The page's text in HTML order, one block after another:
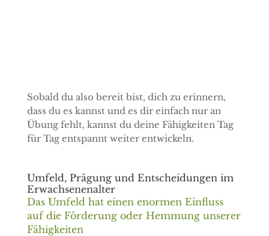
Sobald du also bereit bist, dich zu erinnern,
dass du es kannst und es dir einfach nur an
Übung fehlt, kannst du deine Fähigkeiten Tag
für Tag entspannt weiter entwickeln.
Umfeld, Prägung und Entscheidungen im
Erwachsenenalter
Das Umfeld hat einen enormen Einfluss
auf die Förderung oder Hemmung unserer
Fähigkeiten